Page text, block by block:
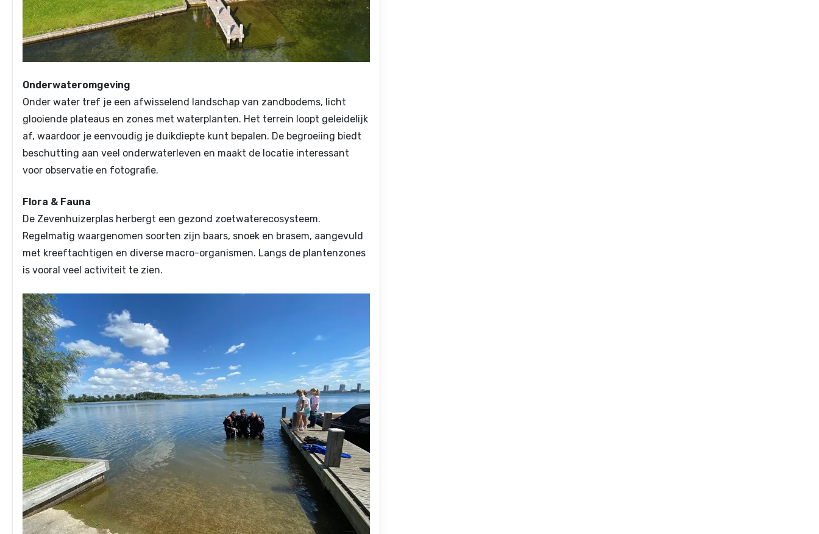
Onderwateromgeving
Onder water tref je een afwisselend landschap van zandbodems, licht
glooiende plateaus en zones met waterplanten. Het terrein loopt geleidelijk
af, waardoor je eenvoudig je duikdiepte kunt bepalen. De begroeiing biedt
beschutting aan veel onderwaterleven en maakt de locatie interessant
voor observatie en fotografie.
Flora & Fauna
De Zevenhuizerplas herbergt een gezond zoetwaterecosysteem.
Regelmatig waargenomen soorten zijn baars, snoek en brasem, aangevuld
met kreeftachtigen en diverse macro-organismen. Langs de plantenzones
is vooral veel activiteit te zien.